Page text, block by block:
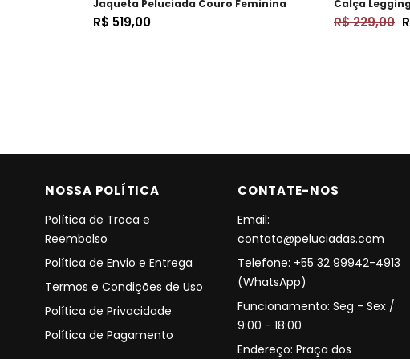
Jaqueta Peluciada Couro Feminina
R$ 519,00
Calça
R$ 229,00
NOSSA POLÍTICA
Política de Troca e
Reembolso
Política de Envio e Entrega
Termos e Condições de Uso
Política de Privacidade
Política de Pagamento
CONTATE-NOS
Email:
contato@peluciadas.com
Telefone: +55 32 99942-4913
(WhatsApp)
Funcionamento: Seg - Sex /
9:00 - 18:00
Endereço: Praça dos